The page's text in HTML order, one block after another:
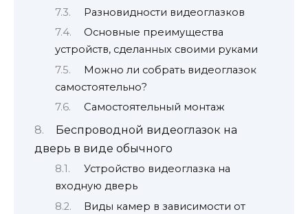
Разновидности видеоглазков
Основные преимущества
устройств, сделанных своими руками
Можно ли собрать видеоглазок
самостоятельно?
Самостоятельный монтаж
Беспроводной видеоглазок на
дверь в виде обычного
Устройство видеоглазка на
входную дверь
Виды камер в зависимости от